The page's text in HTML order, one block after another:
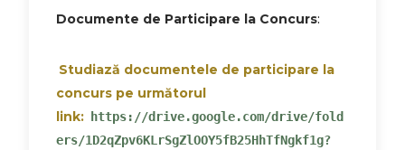
Documente de Participare la Concurs:
Studiază documentele de participare la
concurs pe următorul
link:
https://drive.google.com/drive/fold
ers/1D2qZpv6KLrSgZlOOY5fB25HhTfNgkf1g?